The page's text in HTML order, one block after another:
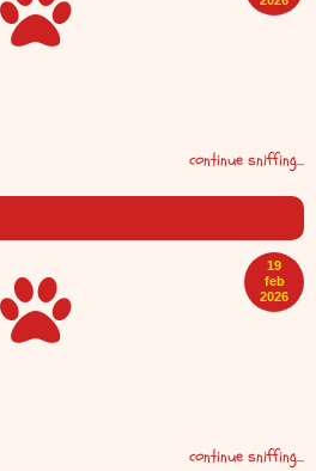
continue sniffing...
19
feb
2026
continue sniffing...